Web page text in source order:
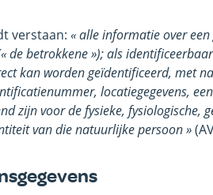
verstaan: « alle informatie over
« de betrokkene»); als
kan worden geïdentificeerd, met
locatiegegevens,
zijn voor de fysieke, fysiologische,
van die natuurlijke persoon »